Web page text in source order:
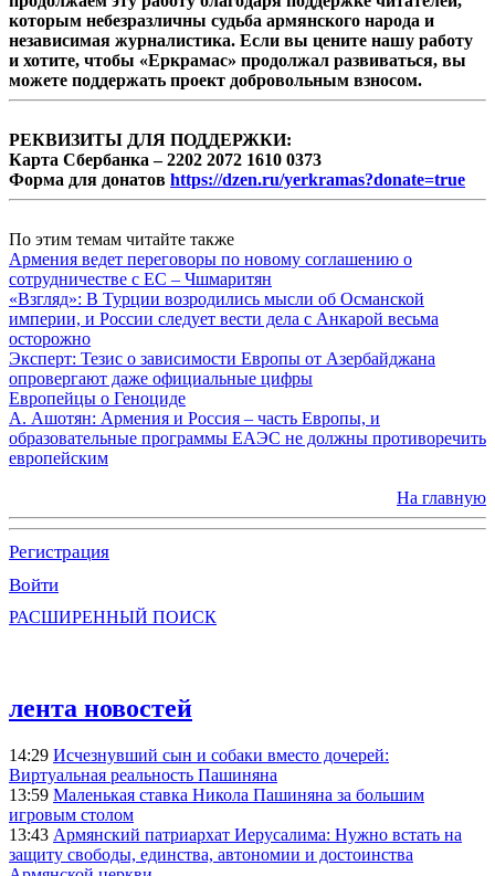
которым небезразличны судьба армянского народа и
независимая журналистика. Если вы цените нашу работу
и хотите, чтобы «Еркрамас» продолжал развиваться, вы
можете поддержать проект добровольным взносом.
РЕКВИЗИТЫ ДЛЯ ПОДДЕРЖКИ:
Карта Сбербанка – 2202 2072 1610 0373
Форма для донатов https://dzen.ru/yerkramas?donate=true
По этим темам читайте также
Армения ведет переговоры по новому соглашению о
сотрудничестве с ЕС – Чшмаритян
«Взгляд»: В Турции возродились мысли об Османской
империи, и России следует вести дела с Анкарой весьма
осторожно
Эксперт: Тезис о зависимости Европы от Азербайджана
опровергают даже официальные цифры
Европейцы о Геноциде
А. Ашотян: Армения и Россия – часть Европы, и
образовательные программы ЕАЭС не должны противоречить
европейским
На главную
Регистрация
Войти
РАСШИРЕННЫЙ ПОИСК
лента новостей
14:29 Исчезнувший сын и собаки вместо дочерей:
Виртуальная реальность Пашиняна
13:59 Маленькая ставка Никола Пашиняна за большим
игровым столом
13:43 Армянский патриархат Иерусалима: Нужно встать на
защиту свободы, единства, автономии и достоинства